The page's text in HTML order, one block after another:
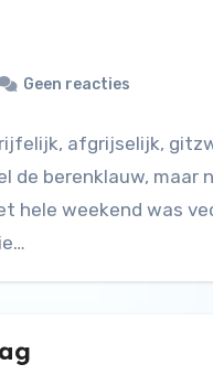
Geen reacties
afgrijselijk,
de berenklauw, maar
hele weekend was